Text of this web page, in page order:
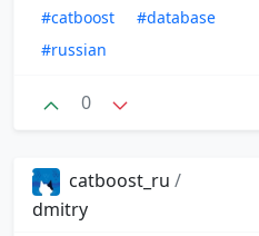
#catboost
#database
#russian
0
catboost_ru /
dmitry